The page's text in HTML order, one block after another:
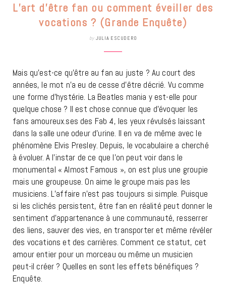
L’art d’être fan ou comment éveiller des
vocations ? (Grande Enquête)
by JULIA ESCUDERO
Mais qu’est-ce qu’être au fan au juste ? Au court des
années, le mot n’a eu de cesse d’être décrié. Vu comme
une forme d’hystérie. La Beatles mania y est-elle pour
quelque chose ? Il est chose connue que d’évoquer les
fans amoureux.ses des Fab 4, les yeux révulsés laissant
dans la salle une odeur d’urine. Il en va de même avec le
phénomène Elvis Presley. Depuis, le vocabulaire a cherché
à évoluer. A l’instar de ce que l’on peut voir dans le
monumental « Almost Famous », on est plus une groupie
mais une groupeuse. On aime le groupe mais pas les
musiciens. L’affaire n’est pas toujours si simple. Puisque
si les clichés persistent, être fan en réalité peut donner le
sentiment d’appartenance à une communauté, resserrer
des liens, sauver des vies, en transporter et même révéler
des vocations et des carrières. Comment ce statut, cet
amour entier pour un morceau ou même un musicien
peut-il créer ? Quelles en sont les effets bénéfiques ?
Enquête.